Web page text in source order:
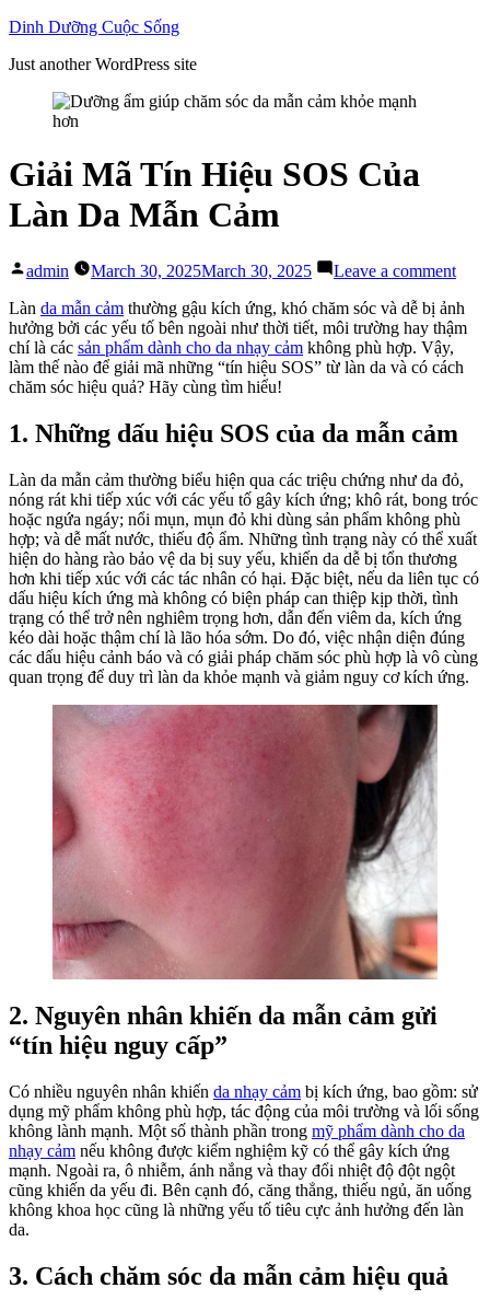
Skip
content
Dinh Dưỡng Cuộc Sống
Just another WordPress site
Giải Mã Tín Hiệu SOS Của
Làn Da Mẫn Cảm
Posted
admin March 30, 2025March 30, 2025 Leave a commenton
Mã
Tín
SOS
Mẫn
Làn da mẫn cảm thường gậu kích ứng, khó chăm sóc và dễ bị ảnh
hưởng bởi các yếu tố bên ngoài như thời tiết, môi trường hay thậm
chí là các sản phẩm dành cho da nhạy cảm không phù hợp. Vậy,
làm thế nào để giải mã những “tín hiệu SOS” từ làn da và có cách
chăm sóc hiệu quả? Hãy cùng tìm hiểu!
1. Những dấu hiệu SOS của da mẫn cảm
Làn da mẫn cảm thường biểu hiện qua các triệu chứng như da đỏ,
nóng rát khi tiếp xúc với các yếu tố gây kích ứng; khô rát, bong tróc
hoặc ngứa ngáy; nổi mụn, mụn đỏ khi dùng sản phẩm không phù
hợp; và dễ mất nước, thiếu độ ẩm. Những tình trạng này có thể xuất
hiện do hàng rào bảo vệ da bị suy yếu, khiến da dễ bị tổn thương
hơn khi tiếp xúc với các tác nhân có hại. Đặc biệt, nếu da liên tục có
dấu hiệu kích ứng mà không có biện pháp can thiệp kịp thời, tình
trạng có thể trở nên nghiêm trọng hơn, dẫn đến viêm da, kích ứng
kéo dài hoặc thậm chí là lão hóa sớm. Do đó, việc nhận diện đúng
các dấu hiệu cảnh báo và có giải pháp chăm sóc phù hợp là vô cùng
quan trọng để duy trì làn da khỏe mạnh và giảm nguy cơ kích ứng.
2. Nguyên nhân khiến da mẫn cảm gửi
“tín hiệu nguy cấp”
Có nhiều nguyên nhân khiến da nhạy cảm bị kích ứng, bao gồm: sử
dụng mỹ phẩm không phù hợp, tác động của môi trường và lối sống
không lành mạnh. Một số thành phần trong mỹ phẩm dành cho da
nhạy cảm nếu không được kiểm nghiệm kỹ có thể gây kích ứng
mạnh. Ngoài ra, ô nhiễm, ánh nắng và thay đổi nhiệt độ đột ngột
cũng khiến da yếu đi. Bên cạnh đó, căng thẳng, thiếu ngủ, ăn uống
không khoa học cũng là những yếu tố tiêu cực ảnh hưởng đến làn
da.
3. Cách chăm sóc da mẫn cảm hiệu quả